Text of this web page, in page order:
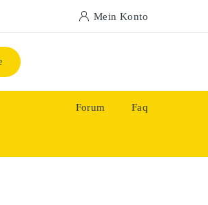
Mein Konto
Forum Faq